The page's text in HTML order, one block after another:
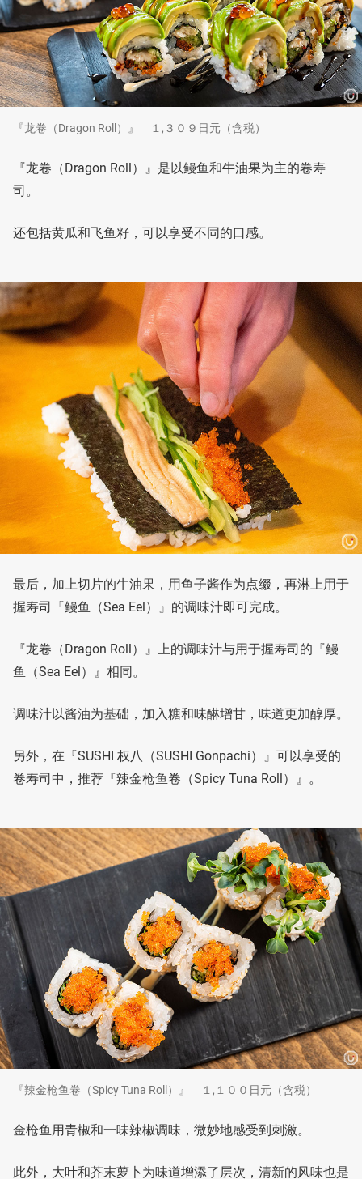
『龙卷（Dragon Roll）』 １,３０９日元（含税）
『龙卷（Dragon Roll）』是以鳗鱼和牛油果为主的卷寿
司。
还包括黄瓜和飞鱼籽，可以享受不同的口感。
最后，加上切片的牛油果，用鱼子酱作为点缀，再淋上用于
握寿司『鳗鱼（Sea Eel）』的调味汁即可完成。
『龙卷（Dragon Roll）』上的调味汁与用于握寿司的『鳗
鱼（Sea Eel）』相同。
调味汁以酱油为基础，加入糖和味醂增甘，味道更加醇厚。
另外，在『SUSHI 权八（SUSHI Gonpachi）』可以享受的
卷寿司中，推荐『辣金枪鱼卷（Spicy Tuna Roll）』。
『辣金枪鱼卷（Spicy Tuna Roll）』 １,１００日元（含税）
金枪鱼用青椒和一味辣椒调味，微妙地感受到刺激。
此外，大叶和芥末萝卜为味道增添了层次，清新的风味也是